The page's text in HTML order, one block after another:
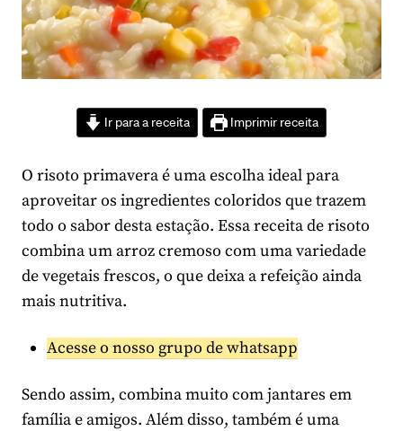
Ir para a receita Imprimir receita
O risoto primavera é uma escolha ideal para
aproveitar os ingredientes coloridos que trazem
todo o sabor desta estação. Essa receita de risoto
combina um arroz cremoso com uma variedade
de vegetais frescos, o que deixa a refeição ainda
mais nutritiva.
Acesse o nosso grupo de whatsapp
Sendo assim, combina muito com jantares em
família e amigos. Além disso, também é uma